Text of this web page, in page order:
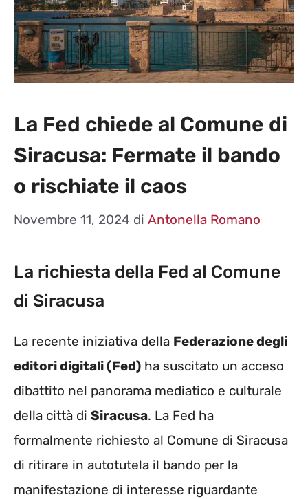
La Fed chiede al Comune di
Siracusa: Fermate il bando
o rischiate il caos
Novembre 11, 2024 di Antonella Romano
La richiesta della Fed al Comune
di Siracusa
La recente iniziativa della Federazione degli
editori digitali (Fed) ha suscitato un acceso
dibattito nel panorama mediatico e culturale
della città di Siracusa. La Fed ha
formalmente richiesto al Comune di Siracusa
di ritirare in autotutela il bando per la
manifestazione di interesse riguardante